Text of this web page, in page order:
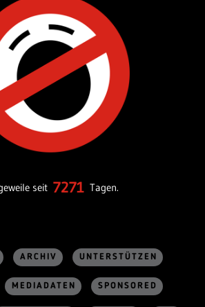
seit 7271 Tagen.
ARCHIV UNTERSTÜTZEN
MEDIADATEN SPONSORED